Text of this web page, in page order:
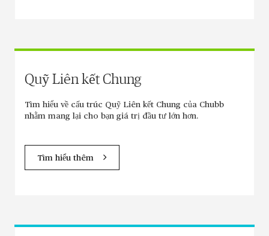
Quỹ Liên kết Chung
Tìm hiểu về cấu trúc Quỹ Liên kết Chung của Chubb
nhằm mang lại cho bạn giá trị đầu tư lớn hơn.
Tìm hiểu thêm